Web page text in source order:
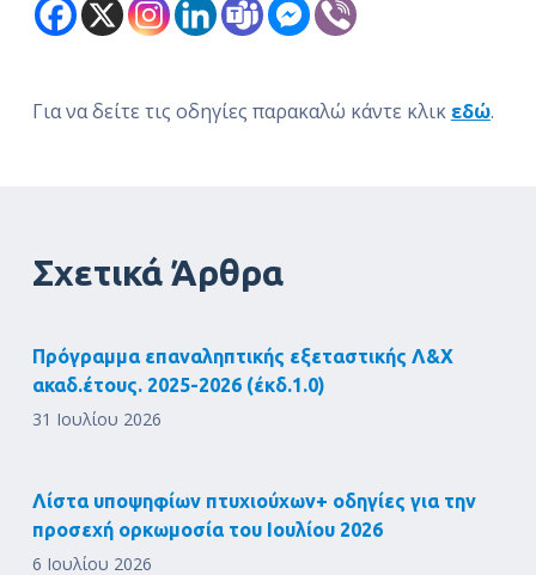
Για να δείτε τις οδηγίες παρακαλώ κάντε κλικ εδώ.
Σχετικά Άρθρα
Πρόγραμμα επαναληπτικής εξεταστικής Λ&Χ
ακαδ.έτους. 2025-2026 (έκδ.1.0)
31 Ιουλίου 2026
Λίστα υποψηφίων πτυχιούχων+ οδηγίες για την
προσεχή ορκωμοσία του Ιουλίου 2026
6 Ιουλίου 2026